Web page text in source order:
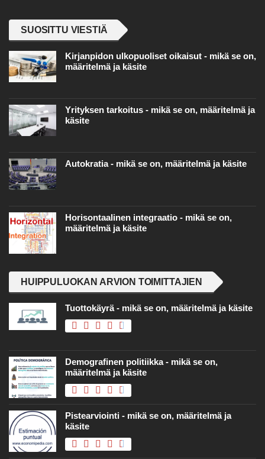
SUOSITTU VIESTIÄ
Kirjanpidon ulkopuoliset oikaisut - mikä se on,
määritelmä ja käsite
Yrityksen tarkoitus - mikä se on, määritelmä ja
käsite
Autokratia - mikä se on, määritelmä ja käsite
Horisontaalinen integraatio - mikä se on,
määritelmä ja käsite
HUIPPULUOKAN ARVION TOIMITTAJIEN
Tuottokäyrä - mikä se on, määritelmä ja käsite
Demografinen politiikka - mikä se on,
määritelmä ja käsite
Pistearviointi - mikä se on, määritelmä ja
käsite